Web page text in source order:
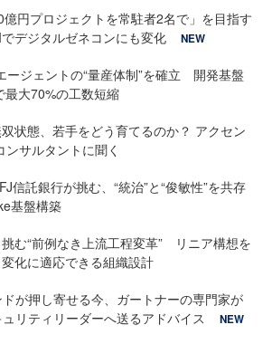
円プロジェクトを常駐者2名で」を目指す
デジタルゼネコンにも変化
NEW
ージェントの“量産体制”を確立 開発基盤
最大70%の工数短縮
状態、若手をどう育てるのか？ アクセン
サルタントに聞く
信託銀行が挑む、“統治”と“俊敏性”を共存
基盤構築
む“前例なき上流工程変革” リニア構想を
化に適応できる組織設計
が押し寄せる今、ガートナーの専門家が
リティリーダーへ送るアドバイス
NEW